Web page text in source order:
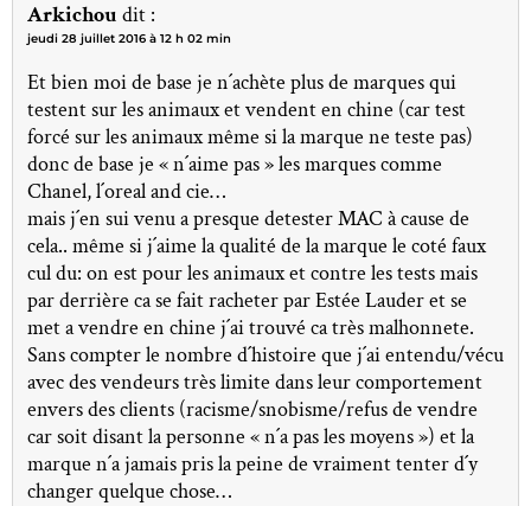
Arkichou dit :
jeudi 28 juillet 2016 à 12 h 02 min
Et bien moi de base je n´achète plus de marques qui
testent sur les animaux et vendent en chine (car test
forcé sur les animaux même si la marque ne teste pas)
donc de base je « n´aime pas » les marques comme
Chanel, l´oreal and cie…
mais j´en sui venu a presque detester MAC à cause de
cela.. même si j´aime la qualité de la marque le coté faux
cul du: on est pour les animaux et contre les tests mais
par derrière ca se fait racheter par Estée Lauder et se
met a vendre en chine j´ai trouvé ca très malhonnete.
Sans compter le nombre d´histoire que j´ai entendu/vécu
avec des vendeurs très limite dans leur comportement
envers des clients (racisme/snobisme/refus de vendre
car soit disant la personne « n´a pas les moyens ») et la
marque n´a jamais pris la peine de vraiment tenter d´y
changer quelque chose…